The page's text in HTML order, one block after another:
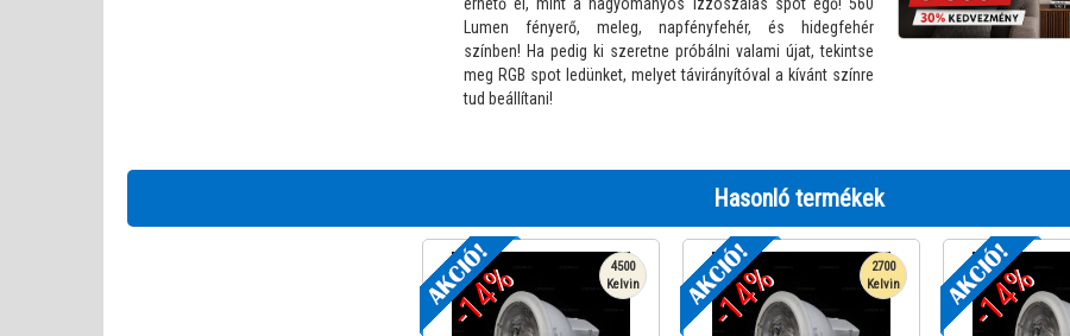
Lumen fényerő, meleg, napfényfehér, és hidegfehér
színben! Ha pedig ki szeretne próbálni valami újat, tekintse
meg RGB spot ledünket, melyet távirányítóval a kívánt színre
tud beállítani!
Hasonló termékek
-14%
4500
Kelvin
-14%
2700
Kelvin
-14%